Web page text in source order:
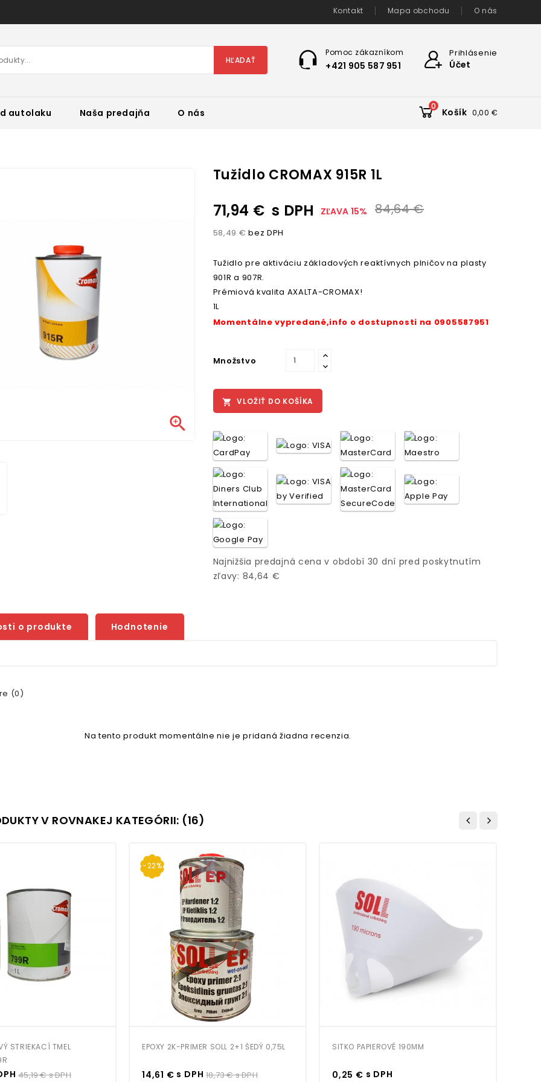
Kontakt Mapa obchodu O nás
Prihlásenie
Účet
Pomoc zákazníkom
+421 905 587 951
HĽADAŤ
autolaku Naša predajňa O nás
0
Košík 0,00 €

Tužidlo CROMAX 915R 1L
71,94 € s DPH ZĽAVA 15% 84,64 €
58,49 € bez DPH
Tužidlo pre aktiváciu základových reaktívnych plničov na plasty
901R a 907R.
Prémiová kvalita AXALTA-CROMAX!
1L
Momentálne vypredané,info o dostupnosti na 0905587951
Množstvo
 VLOŽIŤ DO KOŠÍKA
Najnižšia predajná cena v období 30 dní pred poskytnutím
zľavy: 84,64 €
o produkte Hodnotenie
(0)
Na tento produkt momentálne nie je pridaná žiadna recenzia.
V ROVNAKEJ KATEGÓRII: (16)
STRIEKACÍ TMEL
Bežná
45,19 €s DPH
-22%
EPOXY 2K-PRIMER SOLL 2+1 ŠEDÝ 0,75L
Cena
14,61 € s DPH Bežná
18,73 €s DPH
SITKO PAPIEROVÉ 190ΜM
Cena
0,25 € s DPH